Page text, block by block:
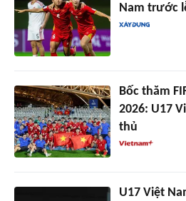
Nam trước
Bốc thăm
2026: U17
thủ
U17 Việt